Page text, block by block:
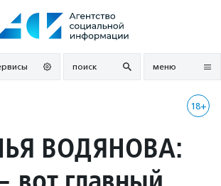
поиск меню
18+
ВОДЯНОВА: